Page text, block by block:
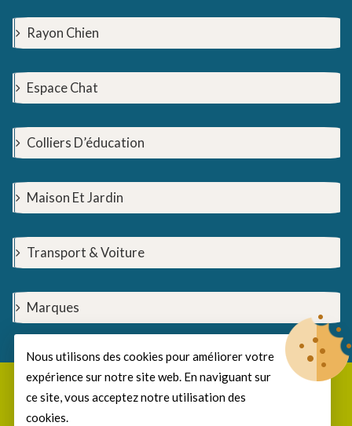
Rayon Chien
Espace Chat
Colliers D’éducation
Maison Et Jardin
Transport & Voiture
Marques
© Copyright 2026EzooShopAll Rights Reserved.
Nous utilisons des cookies pour améliorer votre
expérience sur notre site web. En naviguant sur
ce site, vous acceptez notre utilisation des
cookies.